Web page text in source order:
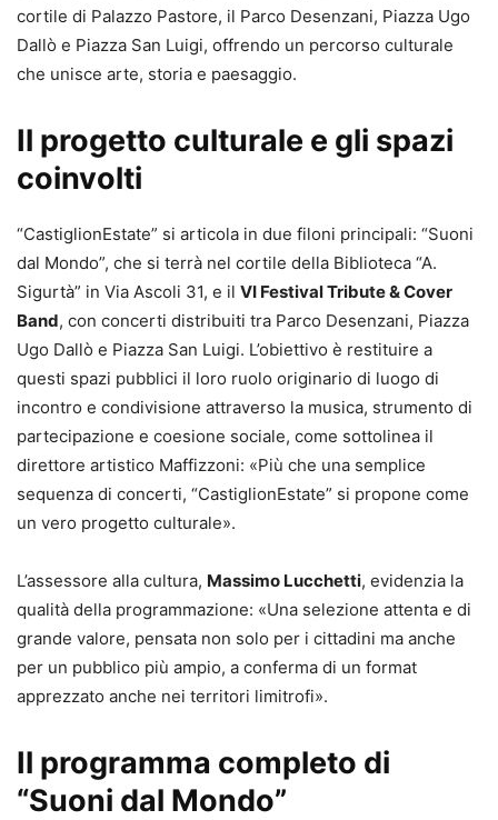
cortile di Palazzo Pastore, il Parco Desenzani, Piazza Ugo
Dallò e Piazza San Luigi, offrendo un percorso culturale
che unisce arte, storia e paesaggio.
Il progetto culturale e gli spazi
coinvolti
“CastiglionEstate” si articola in due filoni principali: “Suoni
dal Mondo”, che si terrà nel cortile della Biblioteca “A.
Sigurtà” in Via Ascoli 31, e il VI Festival Tribute & Cover
Band, con concerti distribuiti tra Parco Desenzani, Piazza
Ugo Dallò e Piazza San Luigi. L’obiettivo è restituire a
questi spazi pubblici il loro ruolo originario di luogo di
incontro e condivisione attraverso la musica, strumento di
partecipazione e coesione sociale, come sottolinea il
direttore artistico Maffizzoni: «Più che una semplice
sequenza di concerti, “CastiglionEstate” si propone come
un vero progetto culturale».
L’assessore alla cultura, Massimo Lucchetti, evidenzia la
qualità della programmazione: «Una selezione attenta e di
grande valore, pensata non solo per i cittadini ma anche
per un pubblico più ampio, a conferma di un format
apprezzato anche nei territori limitrofi».
Il programma completo di
“Suoni dal Mondo”